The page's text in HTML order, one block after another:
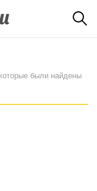
были найдены